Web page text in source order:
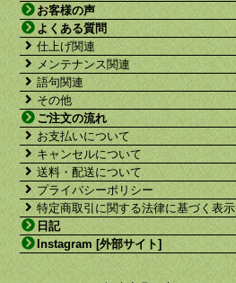
お客様の声
よくある質問
仕上げ関連
メンテナンス関連
語句関連
その他
ご注文の流れ
お支払いについて
キャンセルについて
送料・配送について
プライバシーポリシー
特定商取引に関する法律に基づく表示
日記
Instagram [外部サイト]